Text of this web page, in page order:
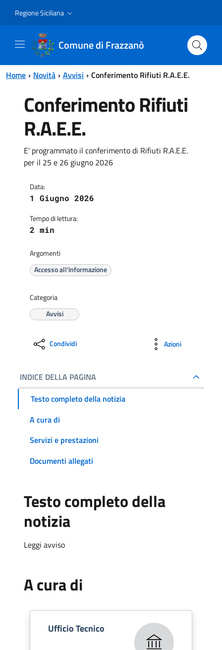
Regione Siciliana
Comune di Frazzanò
Home Novità Avvisi Conferimento Rifiuti R.A.E.E.
Conferimento Rifiuti
R.A.E.E.
E' programmato il conferimento di Rifiuti R.A.E.E.
per il 25 e 26 giugno 2026
Data:
1 Giugno 2026
Tempo di lettura:
2 min
Argomenti
Accesso all'informazione
Categoria
Avvisi
Condividi Azioni
INDICE DELLA PAGINA
Testo completo della notizia
A cura di
Servizi e prestazioni
Documenti allegati
Testo completo della
notizia
Leggi avviso
A cura di
Ufficio Tecnico